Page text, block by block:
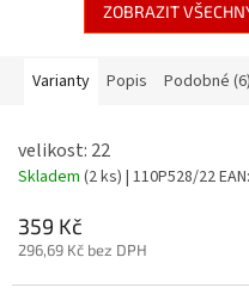
ZOBRAZIT
Varianty Popis Podobné (6)
velikost: 22
Skladem (2 ks) | 110P528/22EAN:
359 Kč
296,69 Kč bez DPH